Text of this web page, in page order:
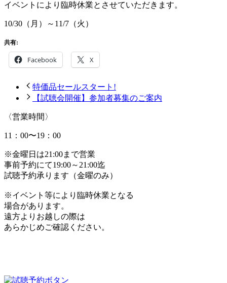
イベントにより臨時休業とさせていただきます。
10/30（月）～ 11/7 （火）
共有:
Facebook X
特価品セールスタート!
【試聴会開催】参加者募集のご案内
〈営業時間〉
11：00〜19：00
※金曜日は21:00まで営業
事前予約にて19:00～21:00迄
試聴予約承ります（金曜のみ）
※イベント等により臨時休業となる
場合があります。
遠方よりお越しの際は
あらかじめご確認ください。